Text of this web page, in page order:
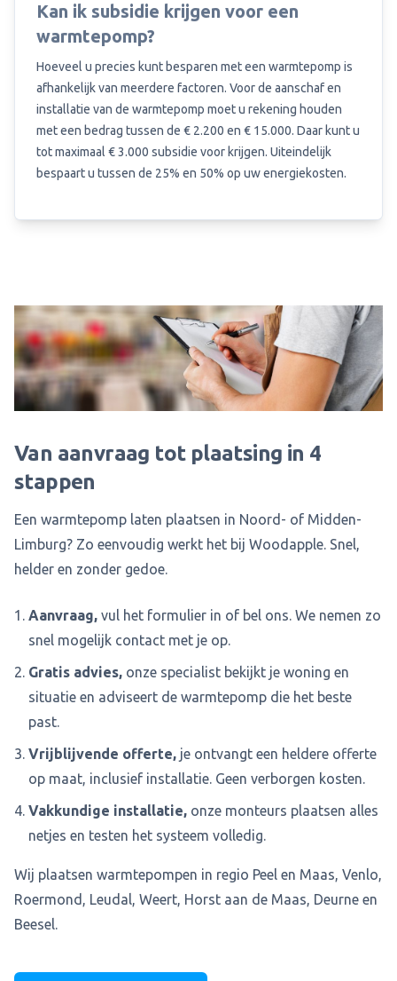
Kan ik subsidie krijgen voor een
warmtepomp?
Hoeveel u precies kunt besparen met een warmtepomp is
afhankelijk van meerdere factoren. Voor de aanschaf en
installatie van de warmtepomp moet u rekening houden
met een bedrag tussen de € 2.200 en € 15.000. Daar kunt u
tot maximaal € 3.000 subsidie voor krijgen. Uiteindelijk
bespaart u tussen de 25% en 50% op uw energiekosten.
Van aanvraag tot plaatsing in 4
stappen
Een warmtepomp laten plaatsen in Noord- of Midden-
Limburg? Zo eenvoudig werkt het bij Woodapple. Snel,
helder en zonder gedoe.
Aanvraag, vul het formulier in of bel ons. We nemen zo
snel mogelijk contact met je op.
Gratis advies, onze specialist bekijkt je woning en
situatie en adviseert de warmtepomp die het beste
past.
Vrijblijvende offerte, je ontvangt een heldere offerte
op maat, inclusief installatie. Geen verborgen kosten.
Vakkundige installatie, onze monteurs plaatsen alles
netjes en testen het systeem volledig.
Wij plaatsen warmtepompen in regio Peel en Maas, Venlo,
Roermond, Leudal, Weert, Horst aan de Maas, Deurne en
Beesel.